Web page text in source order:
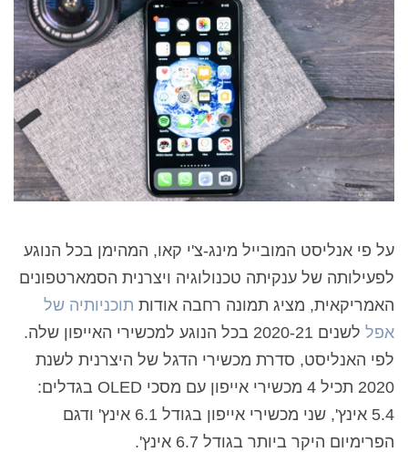
על פי אנליסט המובייל מינג-צ'י קאו, המהימן בכל הנוגע
לפעילותה של ענקיתה טכנולוגיה ויצרנית הסמארטפונים
האמריקאית, מציג תמונה רחבה אודות תוכניותיה של
אפל
לשנים 2020-21 בכל הנוגע למכשירי האייפון שלה.
לפי האנליסט, סדרת מכשירי הדגל של היצרנית לשנת
2020 תכיל 4 מכשירי אייפון עם מסכי OLED בגדלים:
5.4 אינץ', שני מכשירי אייפון בגודל 6.1 אינץ' ודגם
הפרימיום היקר ביותר בגודל 6.7 אינץ'.